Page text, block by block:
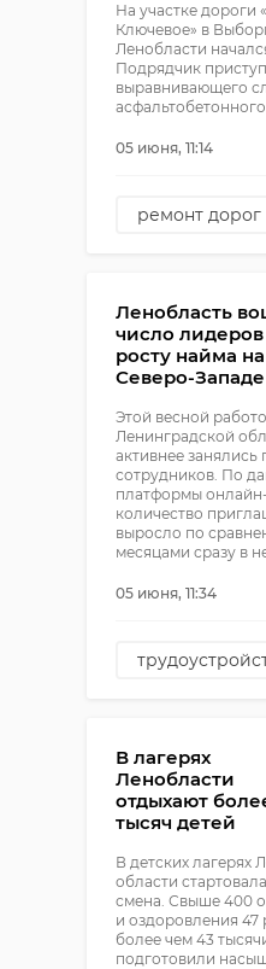
На участке дороги
Ключевое» в
Ленобласти
Подрядчик
выравнивающего
05 июня, 11:14
ремонт дорог
Ленобласть
число
росту найма на
Северо-Западе
Этой весной
Ленинградской
активнее занялись
сотрудников. По
платформы
количество
выросло по
месяцами сразу в
05 июня, 11:34
В лагерях
Ленобласти
отдыхают
тысяч детей
В детских лагерях
области
смена. Свыше 400
и оздоровления 47
более чем 43
подготовили